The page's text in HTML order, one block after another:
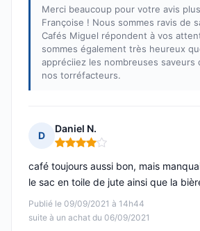
Merci beaucoup pour votre avis
Françoise ! Nous sommes ravis de
Cafés Miguel répondent à vos
sommes également très heureux
appréciiez les nombreuses saveurs
nos torréfacteurs.
D
Daniel N.
Note : 4 sur 5
Publié le 09/09/2021 à 14h44
suite à un achat du 06/09/2021
café toujours aussi bon, mais
le sac en toile de jute ainsi que la